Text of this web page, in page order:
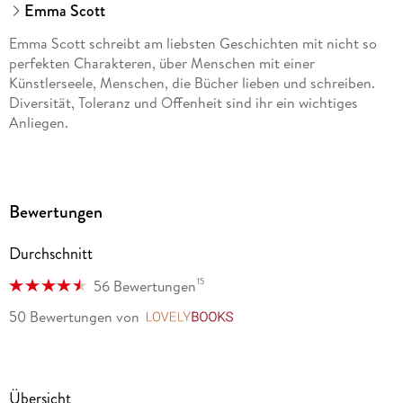
Emma Scott
Emma Scott schreibt am liebsten Geschichten mit nicht so
perfekten Charakteren, über Menschen mit einer
Künstlerseele, Menschen, die Bücher lieben und schreiben.
Diversität, Toleranz und Offenheit sind ihr ein wichtiges
Anliegen.
Bewertungen
Durchschnitt
56 Bewertungen15
50 Bewertungen von